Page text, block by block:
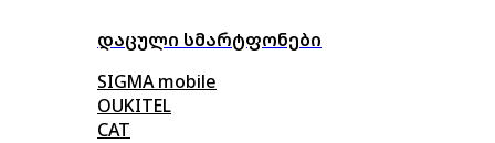
დაცული სმარტფონები
SIGMA mobile
OUKITEL
CAT